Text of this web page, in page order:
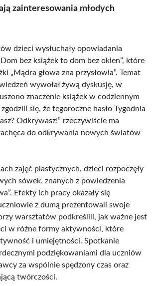
zainteresowania młodych
dzieci wysłuchały opowiadania
bez książek to dom bez okien”, które
„Mądra głowa zna przysłowia”. Temat
wywołał żywą dyskusję, w
znaczenie książek w codziennym
się, że tegoroczne hasło Tygodnia
Odkrywasz!” rzeczywiście ma
do odkrywania nowych światów
zajęć plastycznych, dzieci rozpoczęły
sówek, znanych z powiedzenia
Efekty ich pracy okazały się
z dumą prezentowali swoje
warsztatów podkreślili, jak ważne jest
w różne formy aktywności, które
i umiejętności. Spotkanie
podziękowaniami dla uczniów
za wspólnie spędzony czas oraz
twórczości.